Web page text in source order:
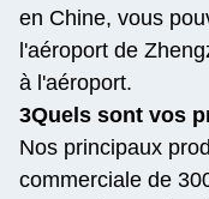
en Chine, vous
l'aéroport de
à l'aéroport.
3Quels sont vos
Nos principaux
commerciale de